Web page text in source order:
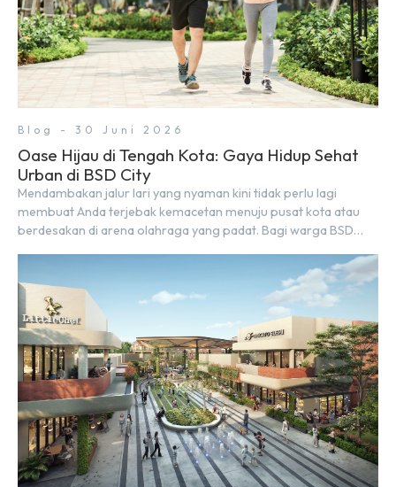
Blog - 30 Juni 2026
Oase Hijau di Tengah Kota: Gaya Hidup Sehat
Urban di BSD City
Mendambakan jalur lari yang nyaman kini tidak perlu lagi
membuat Anda terjebak kemacetan menuju pusat kota atau
berdesakan di arena olahraga yang padat. Bagi warga BSD
sekitar yang rindang, estetik, dan menenangkan. Sebagai
kawasan township terpadu, BSD City terus bertransformasi
menjadi area hunian modern yang sangat mendukung […]